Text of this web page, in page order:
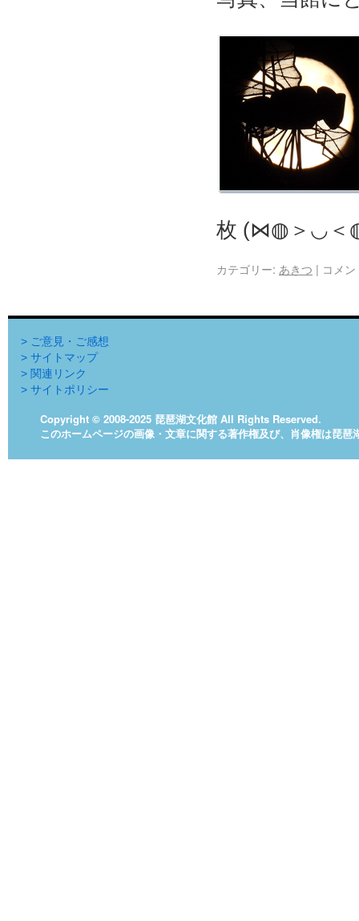
枚 (⋈◍＞◡
カテゴリー: あきつ | コメ
> ご意見・ご感想
> サイトマップ
> 関連リンク
> サイトポリシー
Copyright © 2008-2025 琵琶湖文化館 All Rights Reserved.
このホームページの画像・文章に関する著作権及び、肖像権は琵